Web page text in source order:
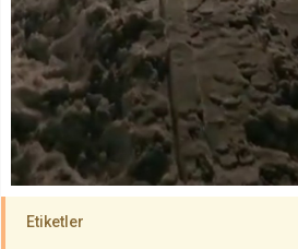
Etiketler